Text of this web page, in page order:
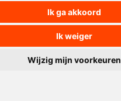
Ik ga akkoord
Ik weiger
Wijzig mijn voorkeuren